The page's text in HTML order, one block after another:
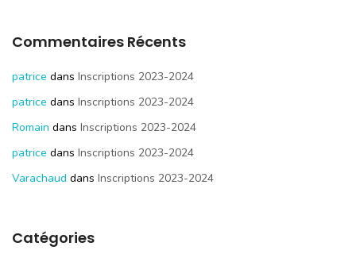
Commentaires Récents
patrice dans Inscriptions 2023-2024
patrice dans Inscriptions 2023-2024
Romain dans Inscriptions 2023-2024
patrice dans Inscriptions 2023-2024
Varachaud dans Inscriptions 2023-2024
Catégories